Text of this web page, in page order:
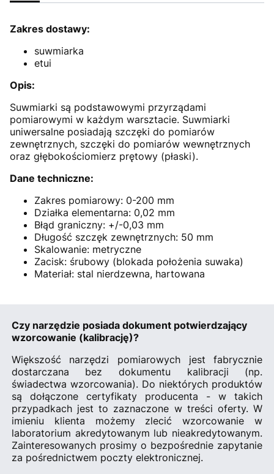
Zakres dostawy:
suwmiarka
etui
Opis:
Suwmiarki są podstawowymi przyrządami
pomiarowymi w każdym warsztacie. Suwmiarki
uniwersalne posiadają szczęki do pomiarów
zewnętrznych, szczęki do pomiarów wewnętrznych
oraz głębokościomierz prętowy (płaski).
Dane techniczne:
Zakres pomiarowy: 0-200 mm
Działka elementarna: 0,02 mm
Błąd graniczny: +/-0,03 mm
Długość szczęk zewnętrznych: 50 mm
Skalowanie: metryczne
Zacisk: śrubowy (blokada położenia suwaka)
Materiał: stal nierdzewna, hartowana
Czy narzędzie posiada dokument potwierdzający
wzorcowanie (kalibrację)?
Większość narzędzi pomiarowych jest fabrycznie
dostarczana bez dokumentu kalibracji (np.
świadectwa wzorcowania). Do niektórych produktów
są dołączone certyfikaty producenta - w takich
przypadkach jest to zaznaczone w treści oferty. W
imieniu klienta możemy zlecić wzorcowanie w
laboratorium akredytowanym lub nieakredytowanym.
Zainteresowanych prosimy o bezpośrednie zapytanie
za pośrednictwem poczty elektronicznej.